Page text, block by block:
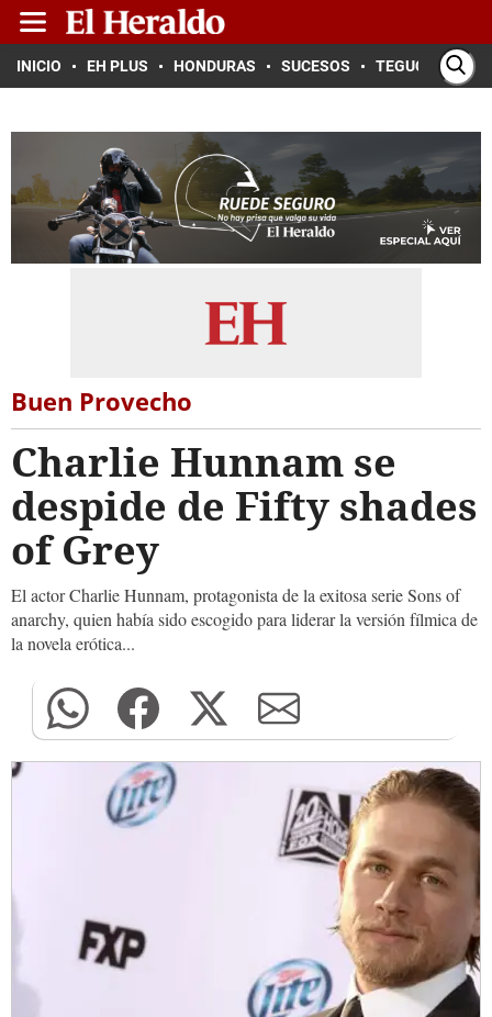
INICIO EH PLUS HONDURAS SUCESOS TEGUCIGALPA
Buen Provecho
Charlie Hunnam se
despide de Fifty shades
of Grey
El actor Charlie Hunnam, protagonista de la exitosa serie Sons of
anarchy, quien había sido escogido para liderar la versión fílmica de
la novela erótica...